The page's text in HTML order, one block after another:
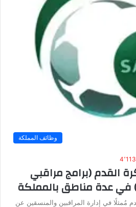
وظائف المملكة
4٬113
القدم (برامج مراقبي
في عدة مناطق بالمملكة
مُمثلًا في إدارة المراقبين والمنسقين عن